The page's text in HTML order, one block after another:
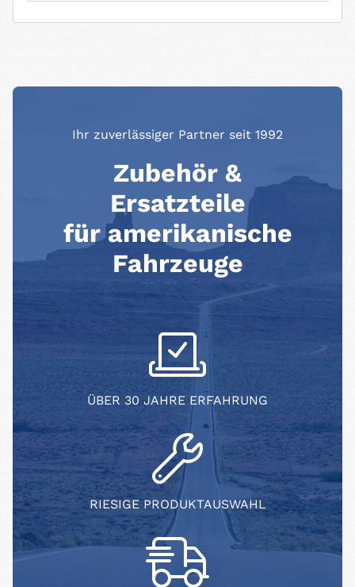
Ihr zuverlässiger Partner seit 1992
Zubehör &
Ersatzteile
für amerikanische
Fahrzeuge
ÜBER 30 JAHRE ERFAHRUNG
RIESIGE PRODUKTAUSWAHL